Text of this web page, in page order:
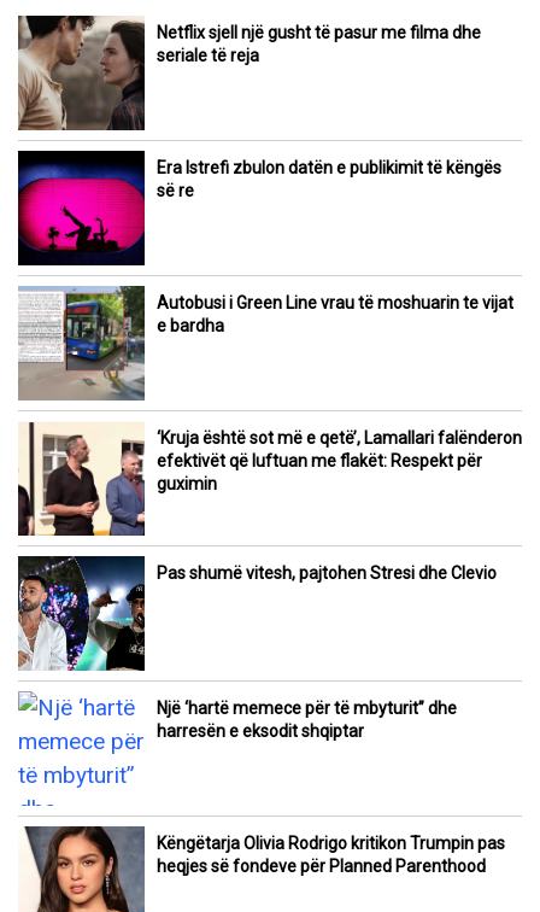
Netflix sjell një gusht të pasur me filma dhe
seriale të reja
Era Istrefi zbulon datën e publikimit të këngës
së re
Autobusi i Green Line vrau të moshuarin te vijat
e bardha
‘Kruja është sot më e qetë’, Lamallari falënderon
efektivët që luftuan me flakët: Respekt për
guximin
Pas shumë vitesh, pajtohen Stresi dhe Clevio
Një ‘hartë memece për të mbyturit” dhe
harresën e eksodit shqiptar
Këngëtarja Olivia Rodrigo kritikon Trumpin pas
heqjes së fondeve për Planned Parenthood